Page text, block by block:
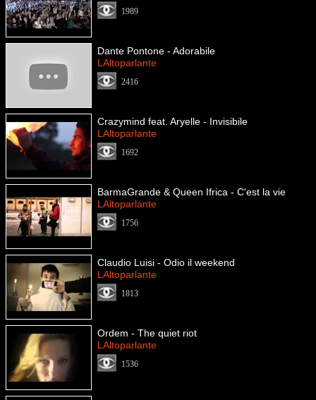
1989
Dante Pontone - Adorabile
LAltoparlante
2416
Crazymind feat. Aryelle - Invisibile
LAltoparlante
1692
BarmaGrande & Queen Ifrica - C'est la vie
LAltoparlante
1756
Claudio Luisi - Odio il weekend
LAltoparlante
1813
Ordem - The quiet riot
LAltoparlante
1536